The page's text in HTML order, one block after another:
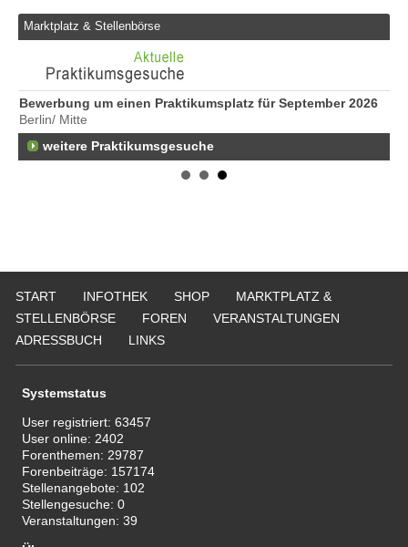
Marktplatz & Stellenbörse
Bewerbung um einen Praktikumsplatz für September 2026
Berlin/ Mitte
weitere Praktikumsgesuche
START INFOTHEK SHOP
MARKTPLATZ &
STELLENBÖRSE
FOREN
VERANSTALTUNGEN
ADRESSBUCH
LINKS
Systemstatus
User registriert:63457
User online: 2402
Forenthemen: 29787
Forenbeiträge: 157174
Stellenangebote: 102
Stellengesuche:0
Veranstaltungen:39